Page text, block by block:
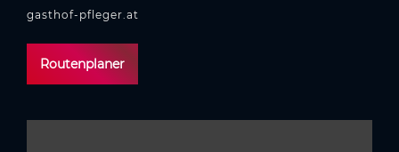
gasthof-pfleger.at
Routenplaner